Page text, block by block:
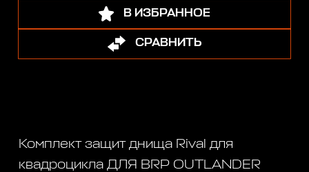
В ИЗБРАННОЕ
СРАВНИТЬ
Комплект защит днища Rival для
квадроцикла ДЛЯ BRP OUTLANDER